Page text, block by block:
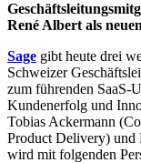
René Albert als
Sage gibt heute drei
Schweizer
zum führenden SaaS-
Kundenerfolg und
Tobias Ackermann
Product Delivery) und
wird mit folgenden